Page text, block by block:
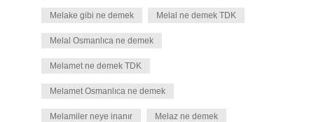
Melake gibi ne demek Melal ne demek TDK
Melal Osmanlıca ne demek
Melamet ne demek TDK
Melamet Osmanlıca ne demek
Melamiler neye inanır Melaz ne demek